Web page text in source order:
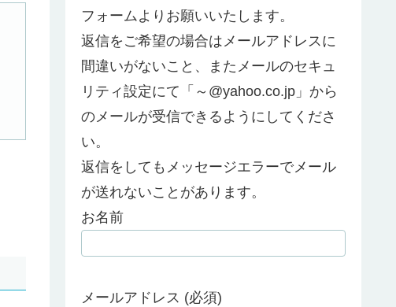
フォームよりお願いいたします。
返信をご希望の場合はメールアドレスに
間違いがないこと、またメールのセキュ
リティ設定にて「～@yahoo.co.jp」から
のメールが受信できるようにしてくださ
い。
返信をしてもメッセージエラーでメール
が送れないことがあります。
お名前
メールアドレス (必須)